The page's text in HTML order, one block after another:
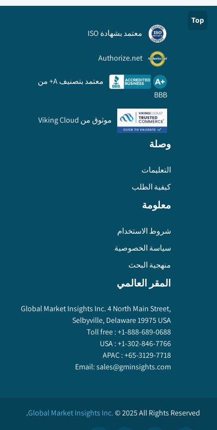
Top
معتمد بشهادة ISO
Authorize.net
معتمد بتصنيف A+ من
BBB
موثوق من Viking Cloud
وصلة
التعليمات
كيفية الطلب
معلومة
شروط الاستخدام
سياسة الخصوصية
منهجية البحث
المقر العالمي
Global Market Insights Inc. 4 North Main Street,
Selbyville, Delaware 19975 USA
Toll free :+1-888-689-0688
USA :+1-302-846-7766
APAC :+65-3129-7718
Email:sales@gminsights.com
Global Market Insights Inc.©2025All Rights Reserved.